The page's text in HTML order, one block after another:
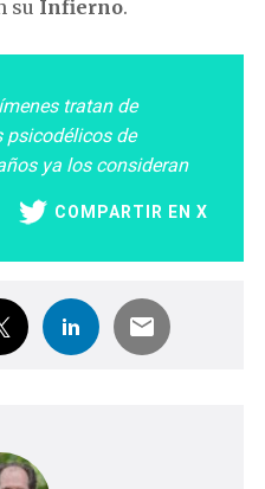
su Infierno.
tratan de
psicodélicos de
ya los consideran
COMPARTIR EN X